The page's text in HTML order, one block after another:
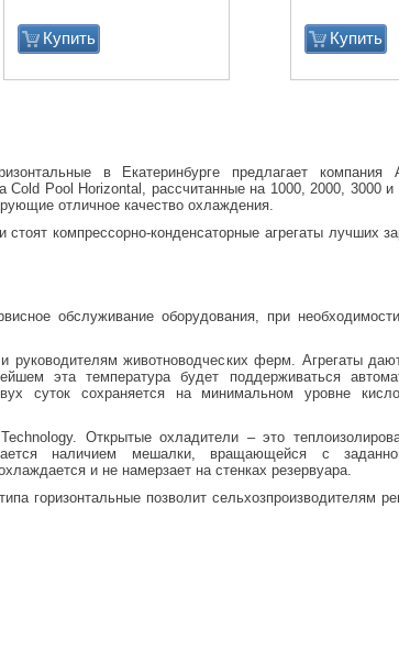
Купить Купить
в Екатеринбурге предлагает компания
Cold Pool Horizontal, рассчитанные на 1000, 2000, 3000
отличное качество охлаждения.
компрессорно-конденсаторные агрегаты лучших
обслуживание оборудования, при
руководителям животноводческих ферм. Агрегаты
эта температура будет поддерживаться
суток сохраняется на минимальном уровне
Открытые охладители – это
наличием мешалки, вращающейся с
и не намерзает на стенках резервуара.
горизонтальные позволит сельхозпроизводителям